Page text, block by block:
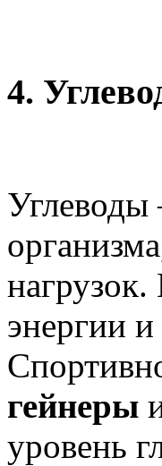
4.
Углеводы
энергии
гейнеры
уровень